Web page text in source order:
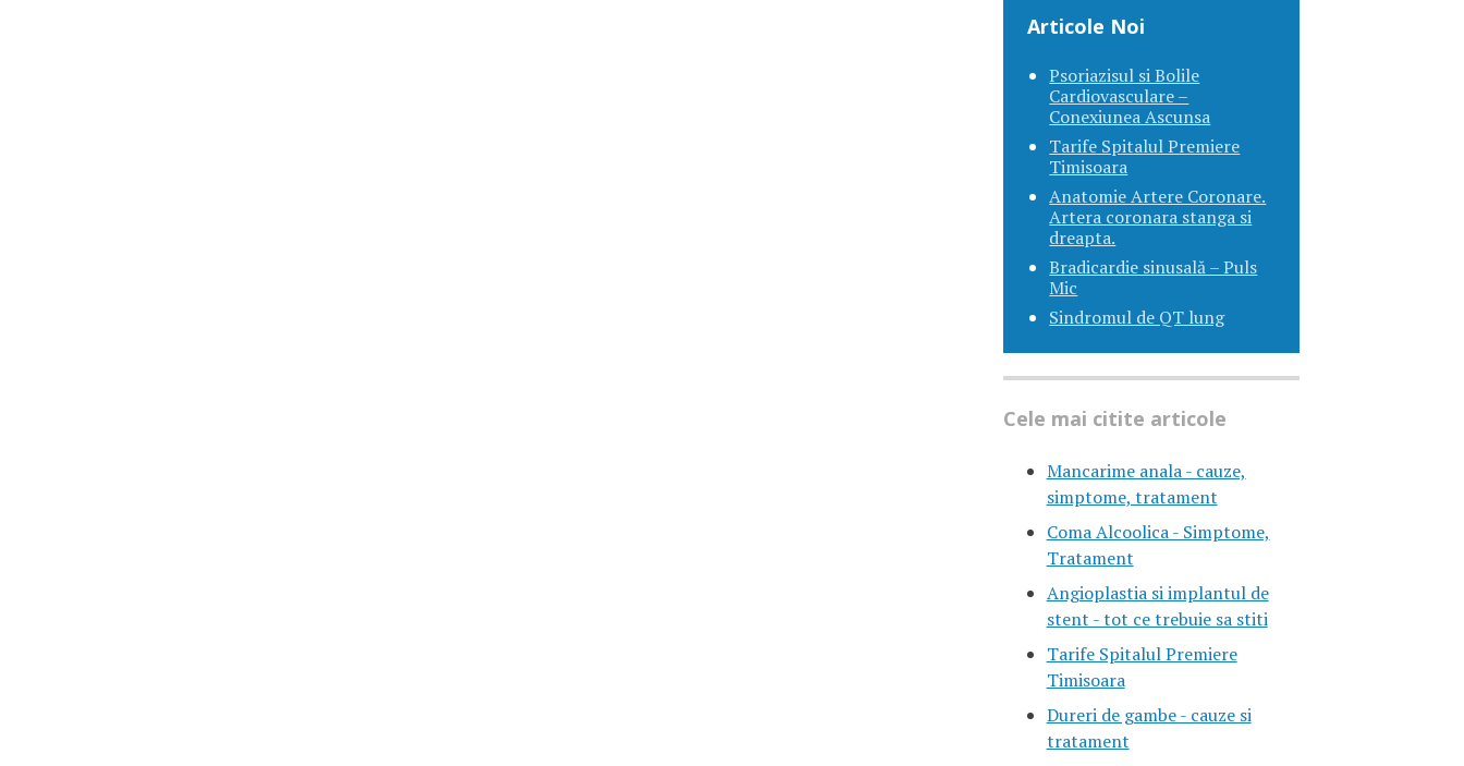
Articole Noi
Psoriazisul si Bolile
Cardiovasculare –
Conexiunea Ascunsa
Tarife Spitalul Premiere
Timisoara
Anatomie Artere Coronare.
Artera coronara stanga si
dreapta.
Bradicardie sinusală – Puls
Mic
Sindromul de QT lung
Cele mai citite articole
Mancarime anala - cauze,
simptome, tratament
Coma Alcoolica - Simptome,
Tratament
Angioplastia si implantul de
stent - tot ce trebuie sa stiti
Tarife Spitalul Premiere
Timisoara
Dureri de gambe - cauze si
tratament